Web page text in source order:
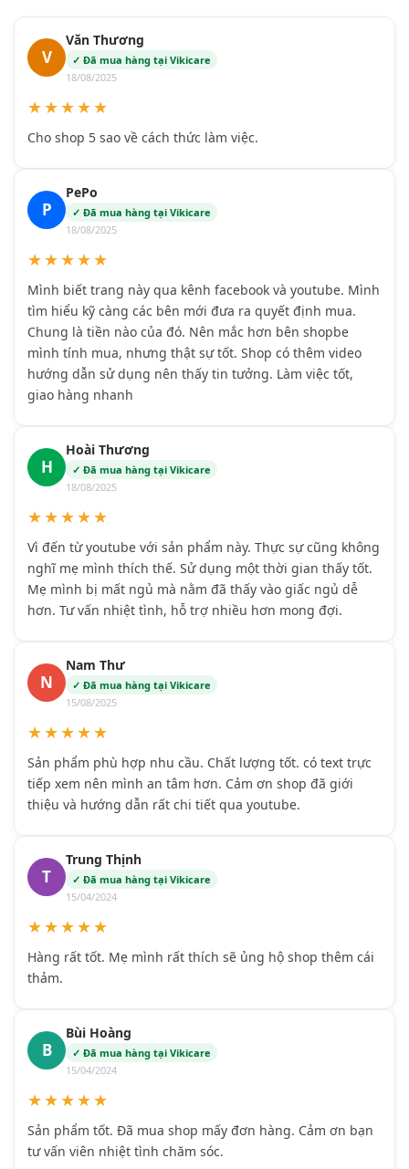
V
Văn Thương
✓ Đã mua hàng tại Vikicare
18/08/2025
★★★★★
Cho shop 5 sao về cách thức làm việc.
P
PePo
✓ Đã mua hàng tại Vikicare
18/08/2025
★★★★★
Mình biết trang này qua kênh facebook và youtube. Mình
tìm hiểu kỹ càng các bên mới đưa ra quyết định mua.
Chung là tiền nào của đó. Nên mắc hơn bên shopbe
mình tính mua, nhưng thật sự tốt. Shop có thêm video
hướng dẫn sử dụng nên thấy tin tưởng. Làm việc tốt,
giao hàng nhanh
H
Hoài Thương
✓ Đã mua hàng tại Vikicare
18/08/2025
★★★★★
Vì đến từ youtube với sản phẩm này. Thực sự cũng không
nghĩ mẹ mình thích thế. Sử dụng một thời gian thấy tốt.
Mẹ mình bị mất ngủ mà nằm đã thấy vào giấc ngủ dễ
hơn. Tư vấn nhiệt tình, hỗ trợ nhiều hơn mong đợi.
N
Nam Thư
✓ Đã mua hàng tại Vikicare
15/08/2025
★★★★★
Sản phẩm phù hợp nhu cầu. Chất lượng tốt. có text trực
tiếp xem nên mình an tâm hơn. Cảm ơn shop đã giới
thiệu và hướng dẫn rất chi tiết qua youtube.
T
Trung Thịnh
✓ Đã mua hàng tại Vikicare
15/04/2024
★★★★★
Hàng rất tốt. Mẹ mình rất thích sẽ ủng hộ shop thêm cái
thảm.
B
Bùi Hoàng
✓ Đã mua hàng tại Vikicare
15/04/2024
★★★★★
Sản phẩm tốt. Đã mua shop mấy đơn hàng. Cảm ơn bạn
tư vấn viên nhiệt tình chăm sóc.